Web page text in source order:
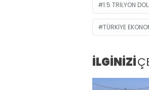
1.5 TRILYON
TÜRKIYE
İLGİNİZİ